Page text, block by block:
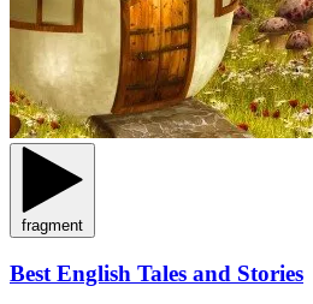
fragment
Best English Tales and Stories